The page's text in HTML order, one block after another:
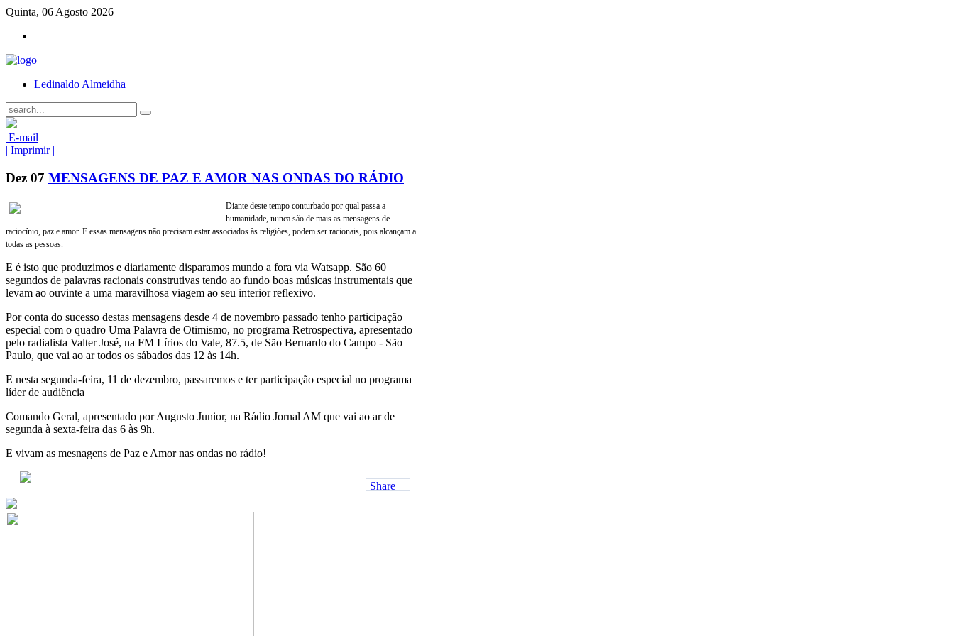
Quinta, 06 Agosto 2026
Ledinaldo Almeidha
E-mail
| Imprimir |
Dez 07 MENSAGENS DE PAZ E AMOR NAS ONDAS DO RÁDIO
Diante deste tempo conturbado por qual passa a
humanidade, nunca são de mais as mensagens de
raciocínio, paz e amor. E essas mensagens não precisam estar associados às religiões, podem ser racionais, pois alcançam a
todas as pessoas.
E é isto que produzimos e diariamente disparamos mundo a fora via Watsapp. São 60
segundos de palavras racionais construtivas tendo ao fundo boas músicas instrumentais que
levam ao ouvinte a uma maravilhosa viagem ao seu interior reflexivo.
Por conta do sucesso destas mensagens desde 4 de novembro passado tenho participação
especial com o quadro Uma Palavra de Otimismo, no programa Retrospectiva, apresentado
pelo radialista Valter José, na FM Lírios do Vale, 87.5, de São Bernardo do Campo - São
Paulo, que vai ao ar todos os sábados das 12 às 14h.
E nesta segunda-feira, 11 de dezembro, passaremos e ter participação especial no programa
líder de audiência
Comando Geral, apresentado por Augusto Junior, na Rádio Jornal AM que vai ao ar de
segunda à sexta-feira das 6 às 9h.
E vivam as mesnagens de Paz e Amor nas ondas no rádio!
Share